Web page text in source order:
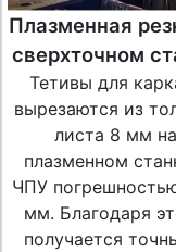
Плазменная
сверхточном
Тетивы для
вырезаются из
листа 8 мм на
плазменном
ЧПУ
мм. Благодаря
получается